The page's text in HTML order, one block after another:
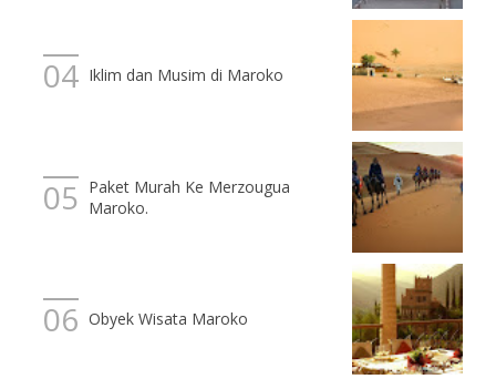
Iklim dan Musim di Maroko
Paket Murah Ke Merzougua
Maroko.
Obyek Wisata Maroko